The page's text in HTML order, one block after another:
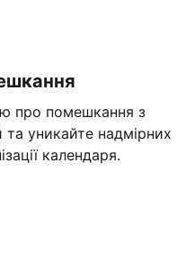
про помешкання з
уникайте надмірних
календаря.